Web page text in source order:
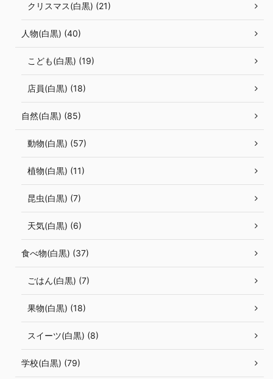
クリスマス(白黒) (21)
人物(白黒) (40)
こども(白黒) (19)
店員(白黒) (18)
自然(白黒) (85)
動物(白黒) (57)
植物(白黒) (11)
昆虫(白黒) (7)
天気(白黒) (6)
食べ物(白黒) (37)
ごはん(白黒) (7)
果物(白黒) (18)
スイーツ(白黒) (8)
学校(白黒) (79)